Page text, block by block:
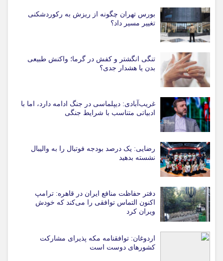
بورس تهران چگونه از ریزش به رکوردشکنی
تغییر مسیر داد؟
تنگی انگشتر و کفش در گرما؛ واکنش طبیعی
بدن یا هشدار جدی؟
غریب‌آبادی: دیپلماسی در جنگ ادامه دارد، اما با
ادبیاتی متناسب با شرایط جنگی
رضایی: یک درصد بودجه فوتبال را به والیبال
نشسته بدهید
دفتر حفاظت منافع ایران در قاهره: ترامپ
اکنون التماس توافقی را می‌کند که خودش
ویران کرد
اردوغان: توافقنامه مکه پذیرای مشارکت
کشورهای دوست است